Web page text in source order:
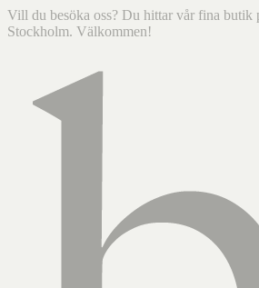
Vill du besöka oss? Du hittar vår fina butik
Stockholm. Välkommen!